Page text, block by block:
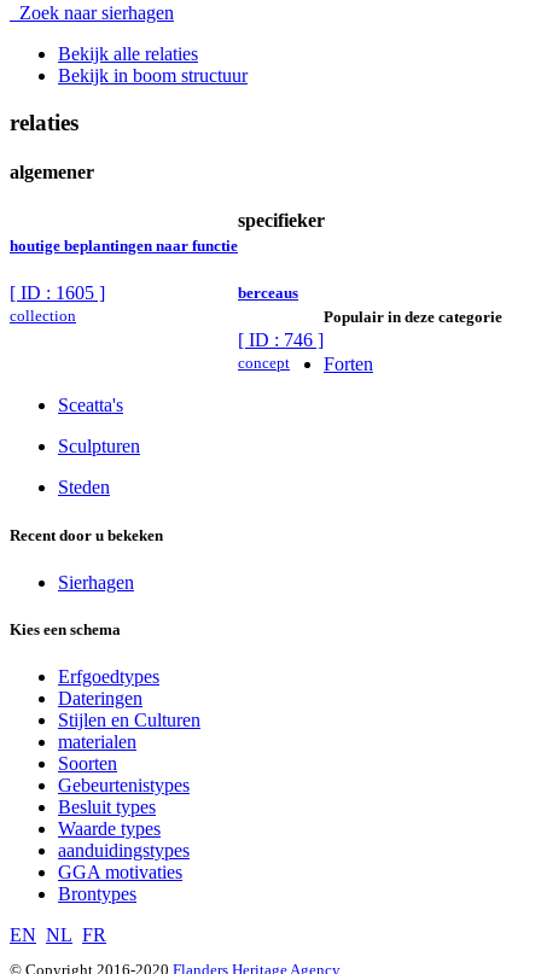
Zoek naar sierhagen
Bekijk alle relaties
Bekijk in boom structuur
relaties
algemener
houtige beplantingen naar functie
[ ID : 1605 ]
collection
specifieker
berceaus
[ ID : 746 ]
concept
Populair in deze categorie
Forten
Sceatta's
Sculpturen
Steden
Recent door u bekeken
Sierhagen
Kies een schema
Erfgoedtypes
Dateringen
Stijlen en Culturen
materialen
Soorten
Gebeurtenistypes
Besluit types
Waarde types
aanduidingstypes
GGA motivaties
Brontypes
EN NL FR
© Copyright 2016-2020 Flanders Heritage Agency